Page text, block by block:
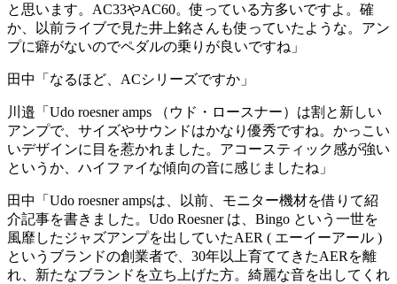
と思います。AC33やAC60。使っている方多いですよ。確
か、以前ライブで見た井上銘さんも使っていたような。アン
プに癖がないのでペダルの乗りが良いですね」
田中「なるほど、ACシリーズですか」
川邉「Udo roesner amps （ウド・ロースナー）は割と新しい
アンプで、サイズやサウンドはかなり優秀ですね。かっこい
いデザインに目を惹かれました。アコースティック感が強い
というか、ハイファイな傾向の音に感じましたね」
田中「Udo roesner ampsは、以前、モニター機材を借りて紹
介記事を書きました。Udo Roesner は、Bingo という一世を
風靡したジャズアンプを出していたAER ( エーイーアール )
というブランドの創業者で、30年以上育ててきたAERを離
れ、新たなブランドを立ち上げた方。綺麗な音を出してくれ